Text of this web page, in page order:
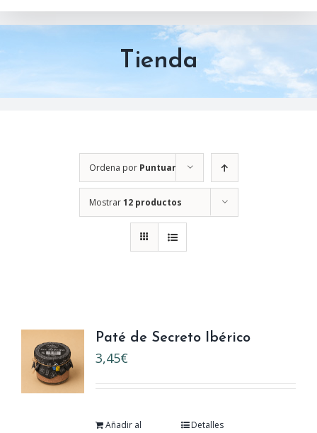
Tienda
Ordena por Puntuar
Mostrar12 productos
Paté de Secreto Ibérico
3,45€
Añadir al
Detalles